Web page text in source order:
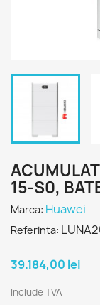
15-S0,
Marca: Huawei
Referinta:
39.184,00 lei
Include TVA